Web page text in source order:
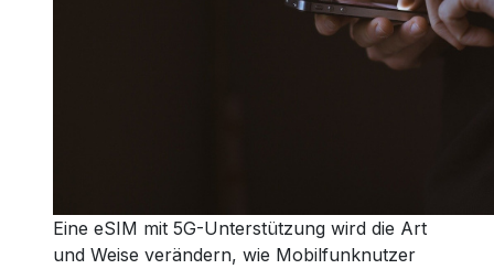
Eine eSIM mit 5G-Unterstützung wird die Art
und Weise verändern, wie Mobilfunknutzer